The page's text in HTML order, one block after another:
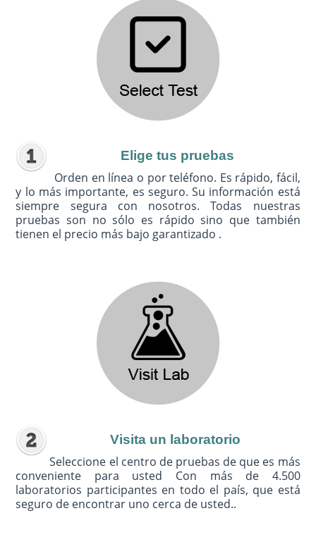
Elige tus pruebas
Orden en línea o por teléfono. Es rápido, fácil,
y lo más importante, es seguro. Su información está
siempre segura con nosotros. Todas nuestras
pruebas son no sólo es rápido sino que también
tienen el precio más bajo garantizado .
Visita un laboratorio
Seleccione el centro de pruebas de que es más
conveniente para usted Con más de 4.500
laboratorios participantes en todo el país, que está
seguro de encontrar uno cerca de usted..